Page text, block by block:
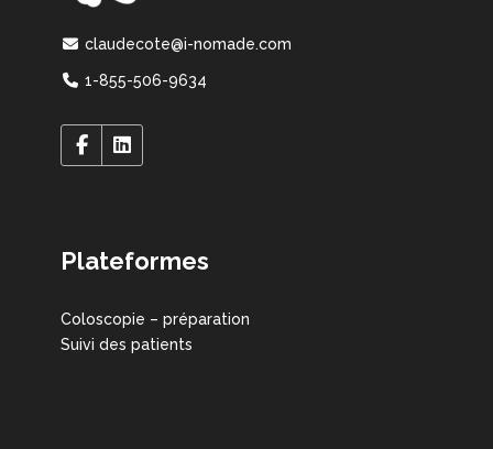
claudecote@i-nomade.com
1-855-506-9634
Plateformes
Coloscopie – préparation
Suivi des patients